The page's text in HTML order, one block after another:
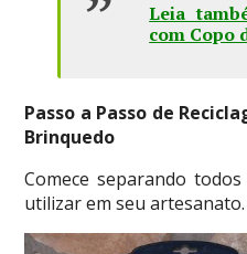
Leia
com Copo
Passo a Passo de
Brinquedo
Comece separando
utilizar em seu artesanato.